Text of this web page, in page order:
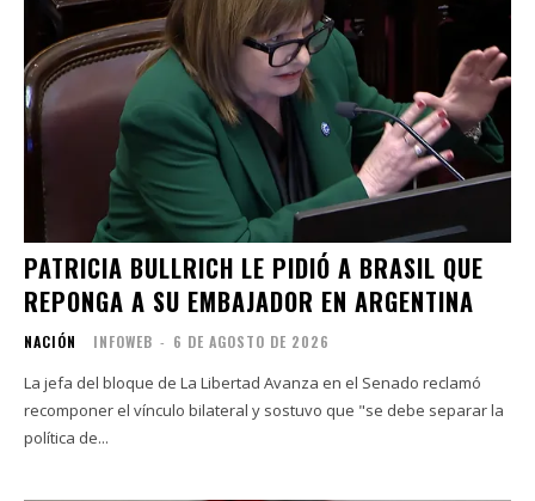
PATRICIA BULLRICH LE PIDIÓ A BRASIL QUE
REPONGA A SU EMBAJADOR EN ARGENTINA
NACIÓN INFOWEB - 6 DE AGOSTO DE 2026
La jefa del bloque de La Libertad Avanza en el Senado reclamó
recomponer el vínculo bilateral y sostuvo que "se debe separar la
política de...